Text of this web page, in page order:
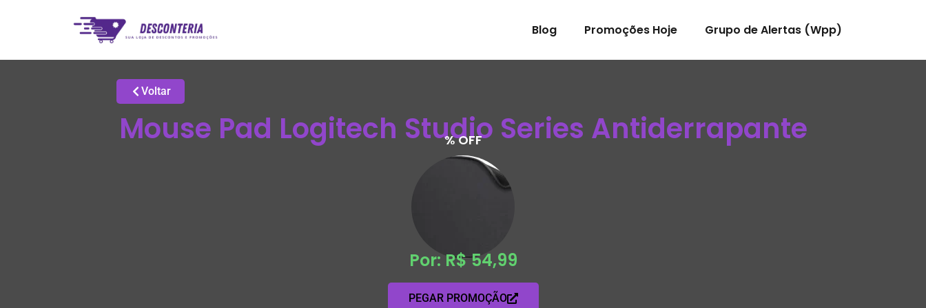
Blog Promoções Hoje Grupo de Alertas (Wpp)
Voltar
Mouse Pad Logitech Studio Series Antiderrapante
% OFF
Por: R$ 54,99
PEGAR PROMOÇÃO